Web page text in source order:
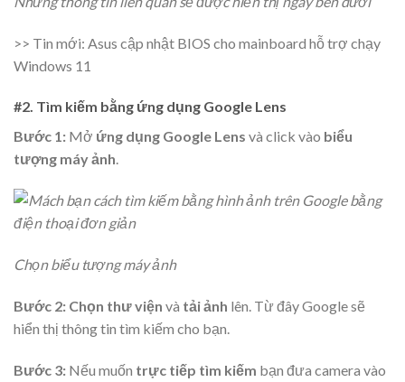
>> Tin mới: Asus cập nhật BIOS cho mainboard hỗ trợ chạy
Windows 11
#2. Tìm kiếm bằng ứng dụng Google Lens
Bước 1: Mở ứng dụng Google Lens và click vào biểu
tượng máy ảnh.
Chọn biểu tượng máy ảnh
Bước 2: Chọn thư viện và tải ảnh lên. Từ đây Google sẽ
hiển thị thông tin tìm kiếm cho bạn.
Bước 3: Nếu muốn trực tiếp tìm kiếm bạn đưa camera vào